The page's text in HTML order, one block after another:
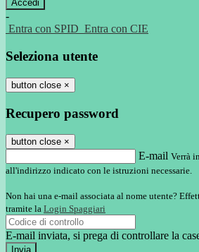
-
Entra con SPID Entra con CIE
Seleziona utente
button close ×
Recupero password
button close ×
E-mail Verrà
all'indirizzo indicato con le istruzioni necessarie.
Non hai una e-mail associata al nome utente?
tramite la Login Spaggiari
E-mail inviata, si prega di controllare la